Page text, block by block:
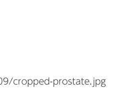
cropped-prostate.jpg